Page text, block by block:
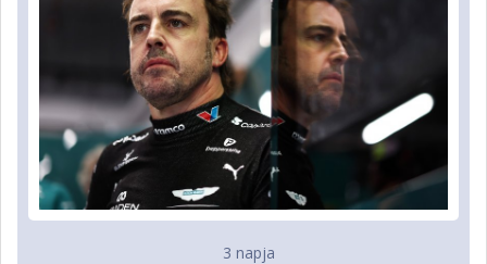
3 napja